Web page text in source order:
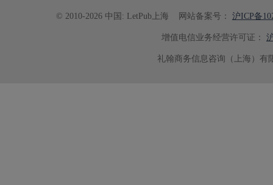
© 2010-2026 中国: LetPub上海 网站备案号： 沪ICP备
增值电信业务经营许可证：
礼翰商务信息咨询（上海）